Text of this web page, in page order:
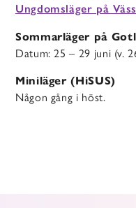
Ungdomsläger på
Sommarläger på
Datum: 25 – 29 juni (v.
Miniläger (HiSUS)
Någon gång i höst.